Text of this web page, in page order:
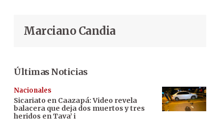
Marciano Candia
Últimas Noticias
Nacionales
Sicariato en Caazapá: Video revela
balacera que deja dos muertos y tres
heridos en Tava’ i